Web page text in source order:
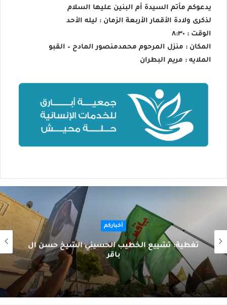
يدعوكم مأتم السيدة أم البنين عليها السلام
لذكرى ولادة الأقمار الأربعة الزمان : ليله الأحد
الوقت : ٨:٣٠
المكان : منزل المرحوم محمدمنصور المادح – القبو
الملايه : مريم البطران
أخباركم
تغطية: تشييع الخطيب الحسيني الشيخ حسن آل
باقر